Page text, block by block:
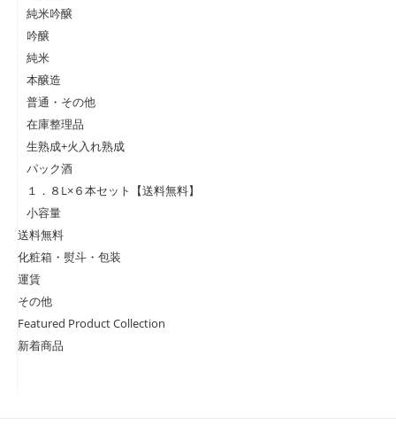
純米吟醸
吟醸
純米
本醸造
普通・その他
在庫整理品
生熟成+火入れ熟成
パック酒
１．８L×６本セット【送料無料】
小容量
送料無料
化粧箱・熨斗・包装
運賃
その他
Featured Product Collection
新着商品